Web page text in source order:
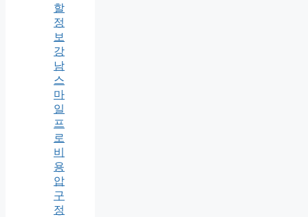
할
정
보
강
남
스
마
일
프
로
비
용
압
구
정